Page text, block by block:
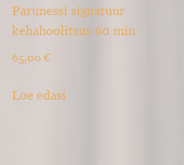
Parunessi signatuur
kehahoolitsus 60 min
65,00 €
Loe edasi